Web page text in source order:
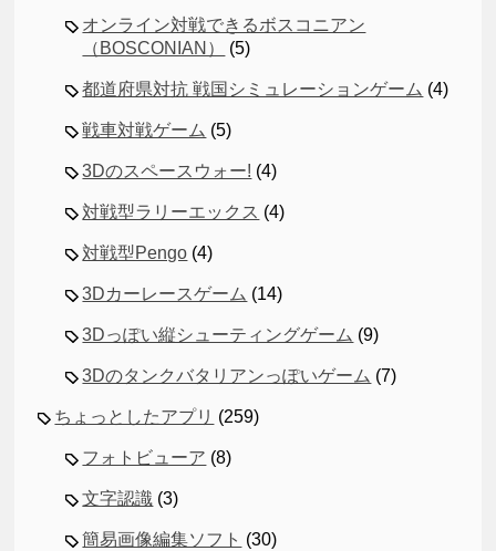
オンライン対戦できるボスコニアン
（BOSCONIAN）
(5)
都道府県対抗 戦国シミュレーションゲーム (4)
戦車対戦ゲーム (5)
3Dのスペースウォー! (4)
対戦型ラリーエックス (4)
対戦型Pengo (4)
3Dカーレースゲーム (14)
3Dっぽい縦シューティングゲーム (9)
3Dのタンクバタリアンっぽいゲーム (7)
ちょっとしたアプリ (259)
フォトビューア (8)
文字認識 (3)
簡易画像編集ソフト (30)